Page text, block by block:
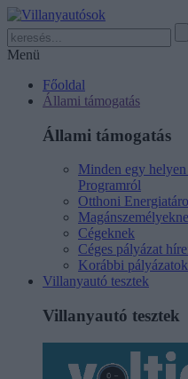
Menü
Főoldal
Állami támogatás
Állami támogatás
Minden egy
Programról
Otthoni
Cégeknek
Céges pályázat
Korábbi pályázatok
Villanyautó tesztek
Villanyautó tesztek